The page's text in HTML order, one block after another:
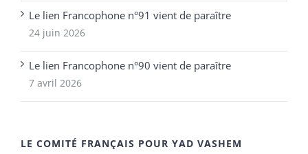
Le lien Francophone n°91 vient de paraître
24 juin 2026
Le lien Francophone n°90 vient de paraître
7 avril 2026
LE COMITÉ FRANÇAIS POUR YAD VASHEM